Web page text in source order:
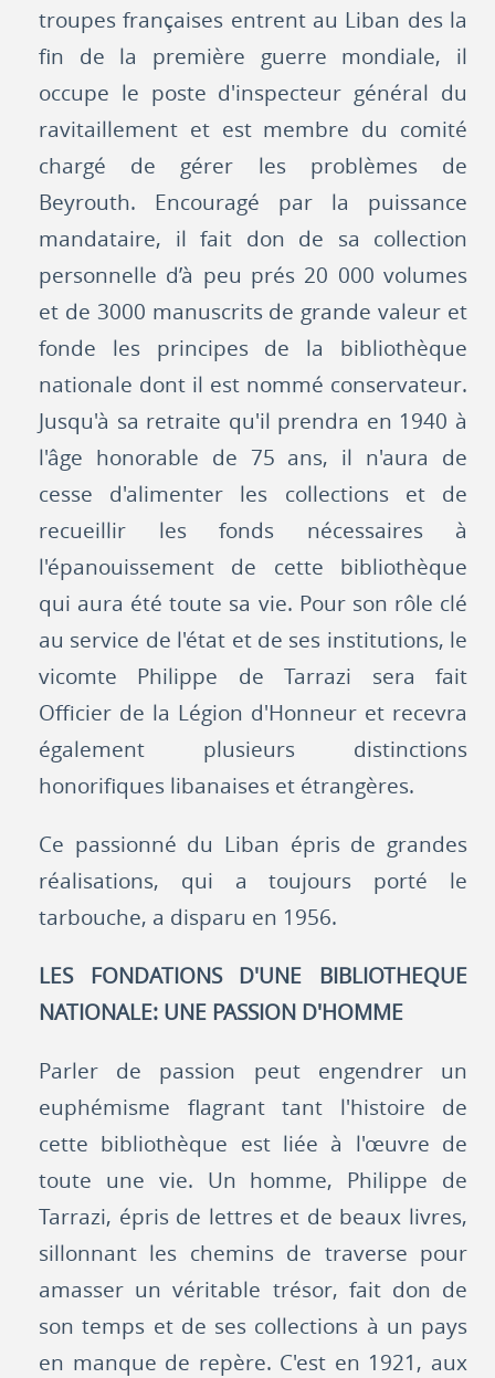
troupes françaises entrent au Liban des la
fin de la première guerre mondiale, il
occupe le poste d'inspecteur général du
ravitaillement et est membre du comité
chargé de gérer les problèmes de
Beyrouth. Encouragé par la puissance
mandataire, il fait don de sa collection
personnelle d’à peu prés 20 000 volumes
et de 3000 manuscrits de grande valeur et
fonde les principes de la bibliothèque
nationale dont il est nommé conservateur.
Jusqu'à sa retraite qu'il prendra en 1940 à
l'âge honorable de 75 ans, il n'aura de
cesse d'alimenter les collections et de
recueillir les fonds nécessaires à
l'épanouissement de cette bibliothèque
qui aura été toute sa vie. Pour son rôle clé
au service de l'état et de ses institutions, le
vicomte Philippe de Tarrazi sera fait
Officier de la Légion d'Honneur et recevra
également plusieurs distinctions
honorifiques libanaises et étrangères.
Ce passionné du Liban épris de grandes
réalisations, qui a toujours porté le
tarbouche, a disparu en 1956.
LES FONDATIONS D'UNE BIBLIOTHEQUE
NATIONALE: UNE PASSION D'HOMME
Parler de passion peut engendrer un
euphémisme flagrant tant l'histoire de
cette bibliothèque est liée à l'œuvre de
toute une vie. Un homme, Philippe de
Tarrazi, épris de lettres et de beaux livres,
sillonnant les chemins de traverse pour
amasser un véritable trésor, fait don de
son temps et de ses collections à un pays
en manque de repère. C'est en 1921, aux